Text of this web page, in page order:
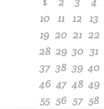
10 11 12 13
19 20 21 22
28 29 30 31
37 38 39 40
46 47 48 49
55 56 57 58